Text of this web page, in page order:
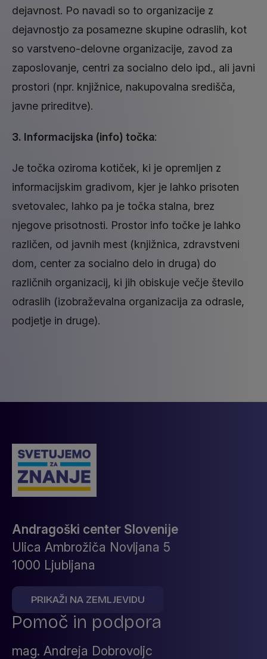
dejavnost. Po navadi so to organizacije z
dejavnostjo za posamezne skupine odraslih, kot
so varstveno-delovne organizacije, zavod za
zaposlovanje, centri za socialno delo ipd., ali javni
prostori (npr. knjižnice, nakupovalna središča,
javne prireditve).
3. Informacijska (info) točka:
Je točka oziroma kotiček, ki je opremljen z
informacijskim gradivom, kjer je lahko prisoten
svetovalec, lahko pa je točka stalna, brez
njegove prisotnosti. Prostor info točke je lahko
različen, od javnih mest (knjižnica, zdravstveni
dom, center za socialno delo in druga) do
različnih organizacij, ki jih obiskuje večje število
odraslih (izobraževalna organizacija za odrasle,
podjetje in druge).
Andragoški center Slovenije
Ulica Ambrožiča Novljana 5
1000 Ljubljana
PRIKAŽI NA ZEMLJEVIDU
Pomoč in podpora
mag. Andreja Dobrovoljc